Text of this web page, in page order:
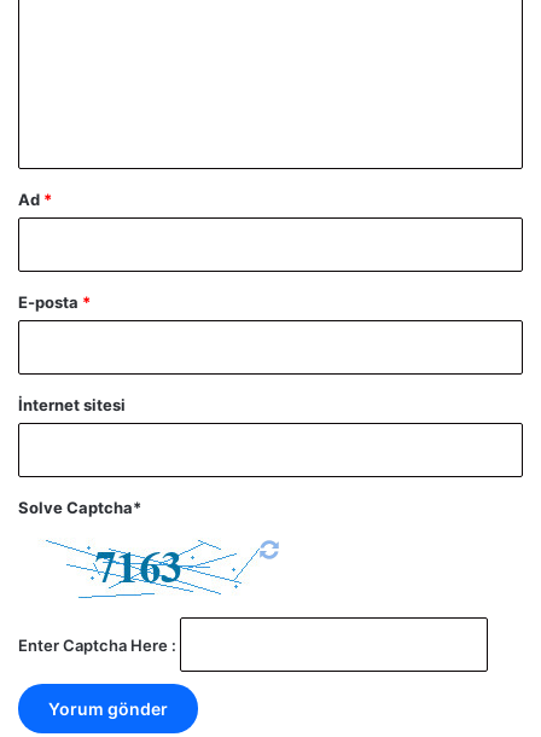
Ad *
E-posta *
İnternet sitesi
Solve Captcha*
Enter Captcha Here :